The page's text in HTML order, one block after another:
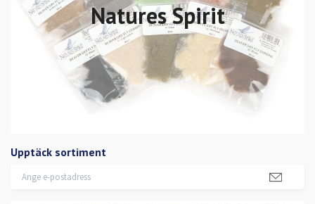
Natures Spirit
Upptäck sortiment